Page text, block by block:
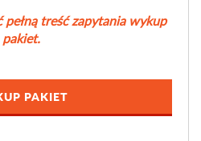
pełną treść zapytania wykup
pakiet.
PAKIET